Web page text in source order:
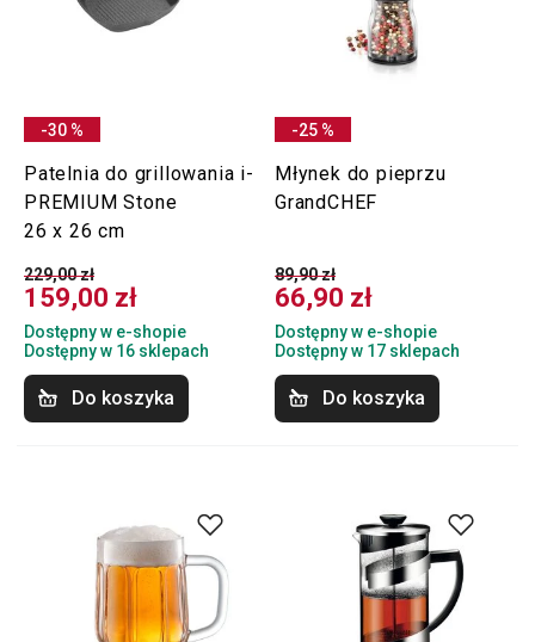
-30 %
Patelnia do grillowania i-
PREMIUM Stone
26 x 26 cm
229,00 zł
159,00 zł
Dostępny w e-shopie
Dostępny w 16 sklepach
Do koszyka
-25 %
Młynek do pieprzu
GrandCHEF
89,90 zł
66,90 zł
Dostępny w e-shopie
Dostępny w 17 sklepach
Do koszyka